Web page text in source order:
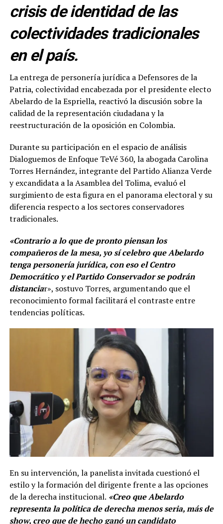
crisis de identidad de las
colectividades tradicionales
en el país.
La entrega de personería jurídica a Defensores de la
Patria, colectividad encabezada por el presidente electo
Abelardo de la Espriella, reactivó la discusión sobre la
calidad de la representación ciudadana y la
reestructuración de la oposición en Colombia.
Durante su participación en el espacio de análisis
Dialoguemos de Enfoque TeVé 360, la abogada Carolina
Torres Hernández, integrante del Partido Alianza Verde
y excandidata a la Asamblea del Tolima, evaluó el
surgimiento de esta figura en el panorama electoral y su
diferencia respecto a los sectores conservadores
tradicionales.
«Contrario a lo que de pronto piensan los
compañeros de la mesa, yo sí celebro que Abelardo
tenga personería jurídica, con eso el Centro
Democrático y el Partido Conservador se podrán
distanciar», sostuvo Torres, argumentando que el
reconocimiento formal facilitará el contraste entre
tendencias políticas.
En su intervención, la panelista invitada cuestionó el
estilo y la formación del dirigente frente a las opciones
de la derecha institucional. «Creo que Abelardo
representa la política de derecha menos seria, más de
show, creo que de hecho ganó un candidato